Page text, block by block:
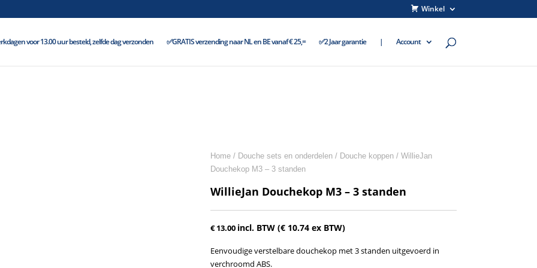
Winkel
voor 13.00 uur besteld, zelfde dag verzonden ✅GRATIS verzending naar NL en BE vanaf € 25,= ✅2 Jaar garantie | Account
Home/ Douche sets en onderdelen/ Douche koppen/ WillieJan
Douchekop M3 – 3 standen
WillieJan Douchekop M3 – 3 standen
€13.00 incl. BTW (€10.74ex BTW)
Eenvoudige verstelbare douchekop met 3 standen uitgevoerd in
verchroomd ABS.